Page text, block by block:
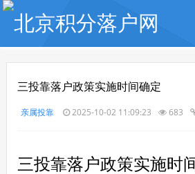
三投靠落户政策实施时间确定
亲属投靠 2025-10-02 11:09:23 683
三投靠落户政策实施时